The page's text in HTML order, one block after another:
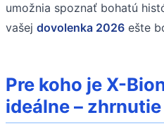
umožnia spoznať bohatú
vašej dovolenka 2026 ešte
Pre koho je X-
ideálne – zhrnutie